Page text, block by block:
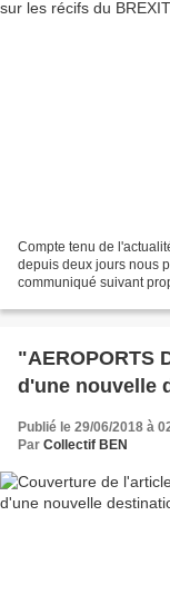
Compte tenu de
depuis deux jours nous
communiqué suivant
"AEROPORTS
d'une nouvelle
Publié le 29/06/2018 à
Par Collectif BEN